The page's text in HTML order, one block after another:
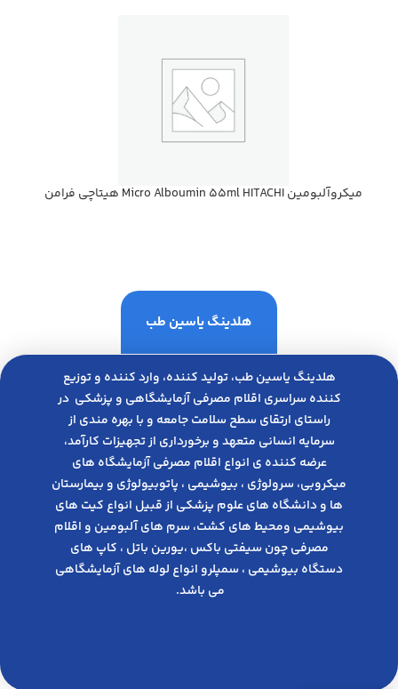
ميكروآلبومين Micro Alboumin 55ml HITACHI هيتاچي فرامن
هلدینگ یاسین طب
هلدینگ یاسین طب، تولید کننده، وارد کننده و توزیع
کننده سراسری اقلام مصرفی آزمایشگاهی و پزشکی در
راﺳﺘﺎی ارﺗﻘﺎی ﺳﻄﺢ ﺳﻼﻣﺖ ﺟﺎﻣﻌﻪ و ﺑﺎ ﺑﻬﺮه ﻣﻨﺪی از
ﺳﺮﻣﺎﯾﻪ انسانی متعهد و ﺑﺮﺧﻮرداری از ﺗﺠﻬﯿﺰات ﮐﺎرآﻣﺪ،
عرضه کننده ی انواع اﻗﻼم مصرفی آزﻣﺎﯾﺸﮕﺎه های
میکروبی، ﺳﺮوﻟﻮژی ، ﺑﯿﻮﺷﯿﻤﯽ ، پاتوبیولوژی و بیمارستان
ها و دانشگاه های علوم پزشکی از قبیل انواع کیت های
بیوشیمی ومحیط های کشت، سرم های آلبومین و اقلام
مصرفی چون سیفتی باکس ،یورین باتل ، کاپ های
دستگاه بیوشیمی ، سمپلرو انواع لوله های آزمایشگاهی
می باشد.